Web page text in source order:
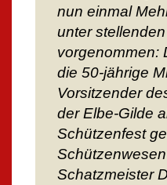
nun einmal
unter
vorgenommen:
die 50-jährige
Vorsitzender
der Elbe-Gilde
Schützenfest
Schatzmeister